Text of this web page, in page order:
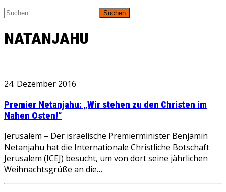
Suchen
nach:
NATANJAHU
24. Dezember 2016
Premier Netanjahu: „Wir stehen zu den Christen im
Nahen Osten!“
Jerusalem – Der israelische Premierminister Benjamin
Netanjahu hat die Internationale Christliche Botschaft
Jerusalem (ICEJ) besucht, um von dort seine jährlichen
Weihnachtsgrüße an die…